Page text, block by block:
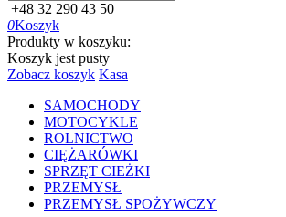
+48 32 290 43 50
0Koszyk
Produkty w koszyku:
Koszyk jest pusty
Zobacz koszyk Kasa
SAMOCHODY
MOTOCYKLE
ROLNICTWO
CIĘŻARÓWKI
SPRZĘT CIEŻKI
PRZEMYSŁ
PRZEMYSŁ SPOŻYWCZY